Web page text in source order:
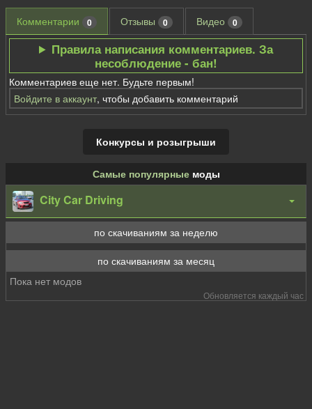
Комментарии 0 Отзывы 0 Видео 0
Правила написания комментариев. За
несоблюдение - бан!
Комментариев еще нет. Будьте первым!
Войдите в аккаунт, чтобы добавить комментарий
Конкурсы и розыгрыши
Самые популярныемоды
City Car Driving
по скачиваниям за неделю
по скачиваниям за месяц
Пока нет модов
Обновляется каждый час